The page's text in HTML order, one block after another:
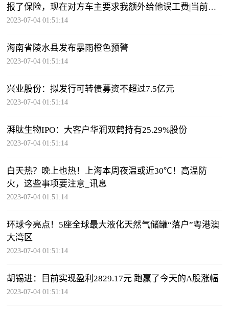
报了保险，现在对方车主要求我额外给他误工费|当前热
点
2023-07-04 01:51:14
海南省陵水县发布暴雨橙色预警
2023-07-04 01:51:14
兴业股份：拟发行可转债募资不超过7.5亿元
2023-07-04 01:51:14
湃肽生物IPO：大客户华润双鹤持有25.29%股份
2023-07-04 01:51:14
白天热？晚上也热！上海本周夜温或近30℃！高温防
火，这些事项要注意_讯息
2023-07-04 01:51:14
环球今亮点！5座全球最大液化天然气储罐“落户”粤港澳
大湾区
2023-07-04 01:51:14
胡锡进：目前实现盈利2829.17元 跑赢了今天的A股涨幅
2023-07-04 01:51:14